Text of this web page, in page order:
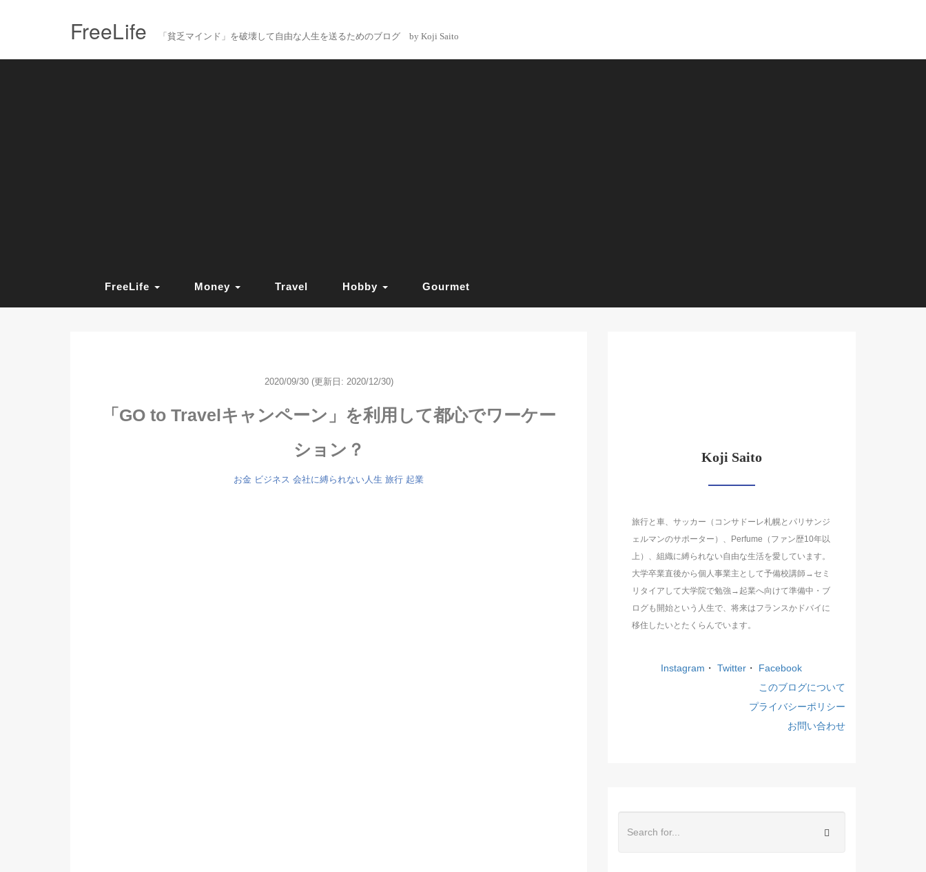
FreeLife 「貧乏マインド」を破壊して自由な人生を送るためのブログ by Koji Saito
FreeLife Money Travel Hobby Gourmet
2020/09/30 (更新日: 2020/12/30)
「GO to Travelキャンペーン」を利用して都心でワーケー
ション？
お金 ビジネス 会社に縛られない人生 旅行 起業
Koji Saito
旅行と車、サッカー（コンサドーレ札幌とパリサンジ
ェルマンのサポーター）、Perfume（ファン歴10年以
上）、組織に縛られない自由な生活を愛しています。
大学卒業直後から個人事業主として予備校講師→セミ
リタイアして大学院で勉強→起業へ向けて準備中・ブ
ログも開始という人生で、将来はフランスかドバイに
移住したいとたくらんでいます。
Instagram ・ Twitter ・
Facebook
このブログについて
プライバシーポリシー
お問い合わせ